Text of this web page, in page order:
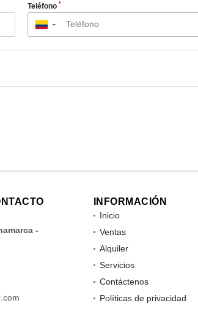
Teléfono *
▼
-
INFORMACIÓN
Inicio
Ventas
Alquiler
Servicios
Contáctenos
Políticas de privacidad